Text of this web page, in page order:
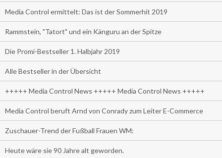
Media Control ermittelt: Das ist der Sommerhit 2019
Rammstein, "Tatort" und ein Känguru an der Spitze
Die Promi-Bestseller 1. Halbjahr 2019
Alle Bestseller in der Übersicht
+++++ Media Control News +++++ Media Control News +++++
Media Control beruft Arnd von Conrady zum Leiter E-Commerce
Zuschauer-Trend der Fußball Frauen WM:
Heute wäre sie 90 Jahre alt geworden.